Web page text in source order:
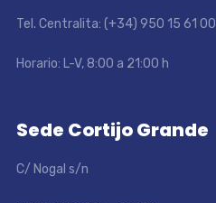
Tel. Centralita: (+34) 950 15 61 00
Horario: L-V, 8:00 a 21:00 h
Sede Cortijo Grande
C/ Nogal s/n